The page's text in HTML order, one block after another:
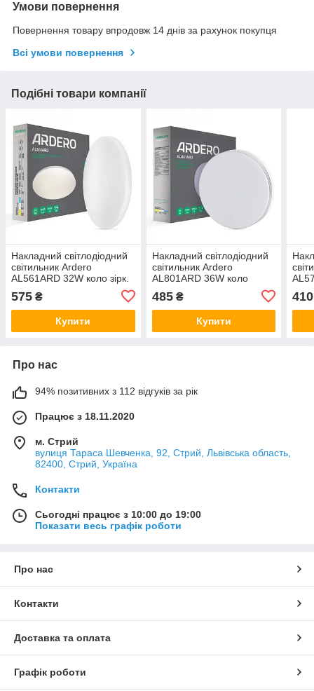
Умови повернення
Повернення товару впродовж 14 днів за рахунок покупця
Всі умови повернення
Подібні товари компанії
Накладний світлодіодний
світильник Ardero
AL561ARD 32W коло зірк.
575 ₴
Купити
Накладний світлодіодний
світильник Ardero
AL801ARD 36W коло
3060Lm 5000K 230*40mm
485₴
Купити
410
Про нас
94% позитивних з 112 відгуків за рік
Працює з 18.11.2020
м. Стрий
вулиця Тараса Шевченка, 92, Стрий, Львівська область,
82400, Стрий, Україна
Контакти
Сьогодні працює з 10:00 до 19:00
Показати весь графік роботи
Про нас
Контакти
Доставка та оплата
Графік роботи